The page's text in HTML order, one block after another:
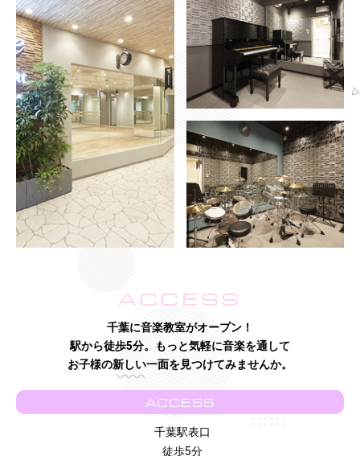
ACCESS
千葉に音楽教室がオープン！
駅から徒歩5分。もっと気軽に音楽を通して
お子様の新しい一面を見つけてみませんか。
ACCESS
千葉駅表口
徒歩5分